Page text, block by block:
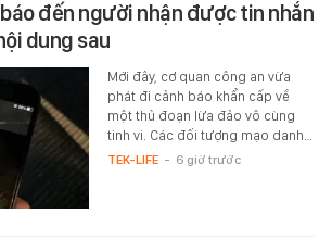
đến người nhận được tin nhắn
dung sau
Mới đây, cơ quan công an vừa
phát đi cảnh báo khẩn cấp về
một thủ đoạn lừa đảo vô cùng
tinh vi. Các đối tượng mạo danh…
TEK-LIFE - 6 giờ trước